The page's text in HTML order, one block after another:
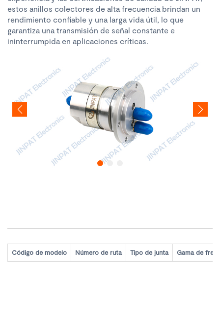
estos anillos colectores de alta frecuencia brindan un
rendimiento confiable y una larga vida útil, lo que
garantiza una transmisión de señal constante e
ininterrumpida en aplicaciones críticas.
Código de modelo Número de ruta Tipo de junta Gama de